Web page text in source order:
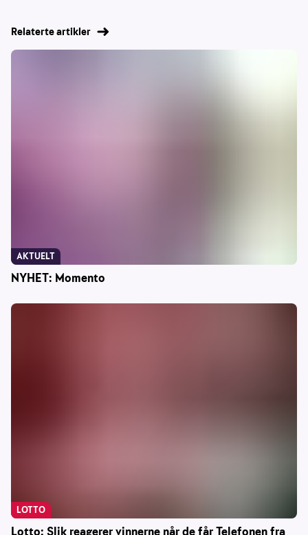
Relaterte artikler
NYHET: Momento
AKTUELT
Lotto: Slik reagerer vinnerne når de får Telefonen fra
LOTTO